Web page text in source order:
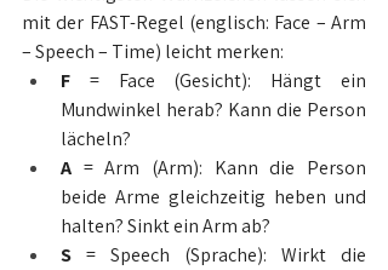
mit der FAST-Regel (englisch: Face – Arm
– Speech – Time) leicht merken:
F = Face (Gesicht): Hängt ein
Mundwinkel herab? Kann die Person
lächeln?
A = Arm (Arm): Kann die Person
beide Arme gleichzeitig heben und
halten? Sinkt ein Arm ab?
S = Speech (Sprache): Wirkt die